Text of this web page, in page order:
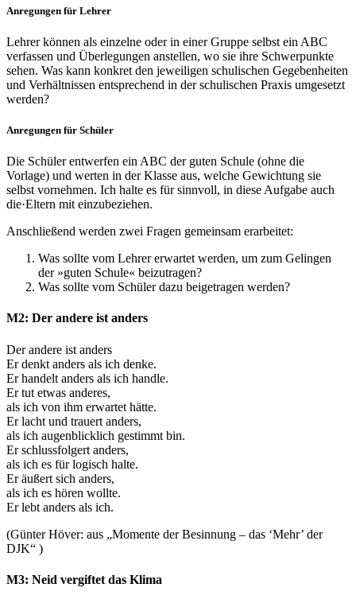
Anregungen für Lehrer
Lehrer können als einzelne oder in einer Gruppe selbst ein ABC
verfassen und Überlegungen anstellen, wo sie ihre Schwerpunkte
sehen. Was kann konkret den jeweiligen schulischen Gegebenheiten
und Verhältnissen entsprechend in der schulischen Praxis umgesetzt
werden?
Anregungen für Schüler
Die Schüler entwerfen ein ABC der guten Schule (ohne die
Vorlage) und werten in der Klasse aus, welche Gewichtung sie
selbst vornehmen. Ich halte es für sinnvoll, in diese Aufgabe auch
die·Eltern mit einzubeziehen.
Anschließend werden zwei Fragen gemeinsam erarbeitet:
Was sollte vom Lehrer erwartet werden, um zum Gelingen
der »guten Schule« beizutragen?
Was sollte vom Schüler dazu beigetragen werden?
M2: Der andere ist anders
Der andere ist anders
Er denkt anders als ich denke.
Er handelt anders als ich handle.
Er tut etwas anderes,
als ich von ihm erwartet hätte.
Er lacht und trauert anders,
als ich augenblicklich gestimmt bin.
Er schlussfolgert anders,
als ich es für logisch halte.
Er äußert sich anders,
als ich es hören wollte.
Er lebt anders als ich.
(Günter Höver: aus „Momente der Besinnung – das ‘Mehr’ der
DJK“ )
M3: Neid vergiftet das Klima